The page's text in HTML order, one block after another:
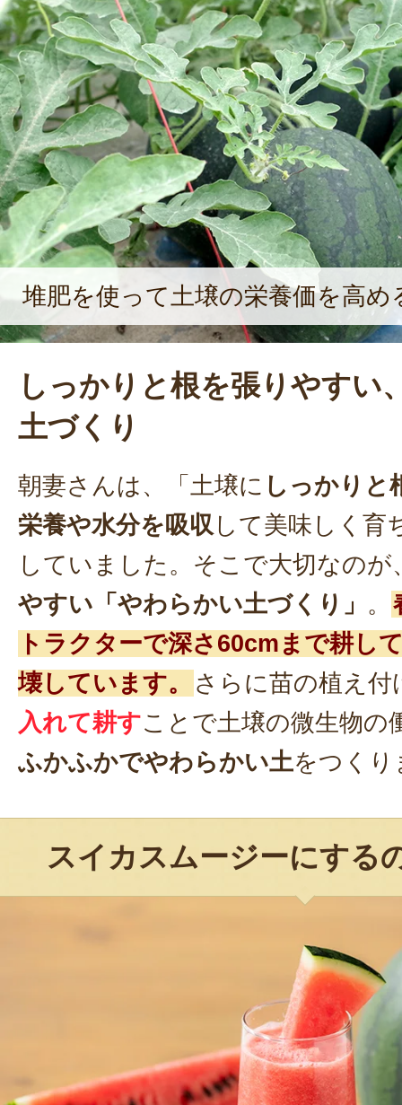
堆肥を使って土壌の栄養価を高め
しっかりと根を張りやすい
土づくり
朝妻さんは、「土壌に しっかりと
栄養や水分を吸収 して美味しく育
していました。そこで大切なのが
やすい「やわらかい土づくり」 。
トラクターで深さ60cmまで耕し
壊しています。
さらに苗の植え付
入れて耕すことで土壌の微生物の
ふかふかでやわらかい土をつくり
スイカスムージーにする